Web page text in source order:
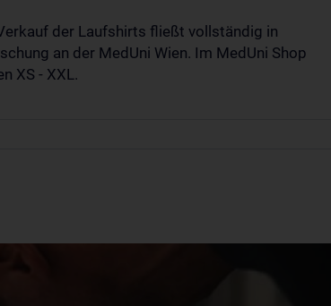
der Laufshirts fließt vollständig in
an der MedUni Wien. Im MedUni Shop
XS - XXL.